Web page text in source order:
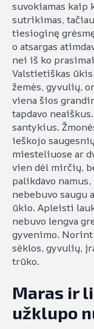
suvokiamas kaip
sutrikimas,
tiesioginę
o atsargas
nei iš ko
Valstietiškas
žemės, gyvulių,
viena šios
tapdavo
santykius.
ieškojo
miesteliuose ar
vien dėl mirčių,
palikdavo
nebebuvo saugu
ūkio. Apleisti
nebuvo lengva
gyvenimo.
sėklos, gyvulių,
trūko.
Maras ir
užklupo